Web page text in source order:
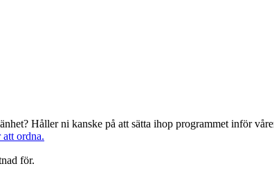
Håller ni kanske på att sätta ihop programmet inför
ordna.
för.